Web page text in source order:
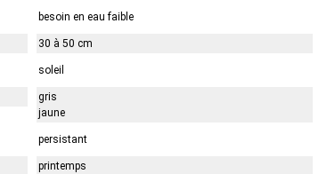
besoin en eau faible
30 à 50 cm
soleil
gris
jaune
persistant
printemps